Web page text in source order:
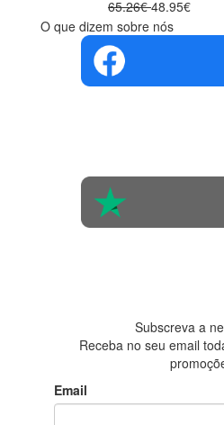
65.26€48.95€
O que dizem sobre nós
Subscreva a
Receba no seu email
Email